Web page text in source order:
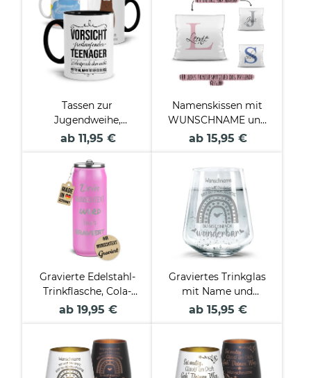
Tassen zur
Jugendweihe,
Konfirmation oder
ab 11,95 €
Namenskissen mit
WUNSCHNAME und
Anfangsbuchstabe -
ab 15,95 €
Gravierte Edelstahl-
Trinkflasche, Cola-
Dose - mit 5 Zeilen
ab 19,95 €
Graviertes Trinkglas
mit Name und
Spruch - Du bist
ab 15,95 €